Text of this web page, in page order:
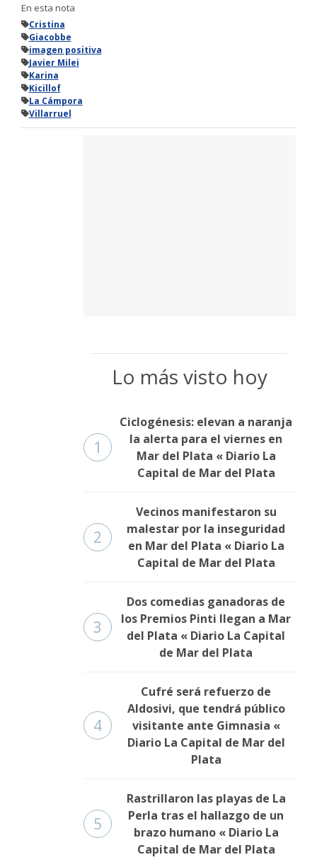
En esta nota
Cristina
Giacobbe
imagen positiva
Javier Milei
Karina
Kicillof
La Cámpora
Villarruel
Lo más visto hoy
1
Ciclogénesis: elevan a naranja
la alerta para el viernes en
Mar del Plata « Diario La
Capital de Mar del Plata
2
Vecinos manifestaron su
malestar por la inseguridad
en Mar del Plata « Diario La
Capital de Mar del Plata
3
Dos comedias ganadoras de
los Premios Pinti llegan a Mar
del Plata « Diario La Capital
de Mar del Plata
4
Cufré será refuerzo de
Aldosivi, que tendrá público
visitante ante Gimnasia «
Diario La Capital de Mar del
Plata
5
Rastrillaron las playas de La
Perla tras el hallazgo de un
brazo humano « Diario La
Capital de Mar del Plata